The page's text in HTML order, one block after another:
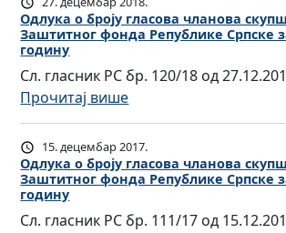
а
Р
е
п
л
и
е
н
о
ф
о
н
д
а
Р
е
а
З
ш
т
т
н
о
Ф
у
п
ш
т
и
е
З
ш
а
ћ
њ
у
д
о
п
р
и
в
а
у
и
а
ћ
њ
р
о
у
г
л
а
с
в
л
у
a
о
п
л
а
ћ
а
Одлукa о броју гласова чланова
Заштитног фонда Републике Српске
годину
Сл. гласник РС бр. 120/18 од
Прочитај више:
О
д
л
у
a
15. децембар 2017.
Одлукa о броју гласова чланова
Заштитног фонда Републике Српске
годину
Сл. гласник РС бр. 111/17 од